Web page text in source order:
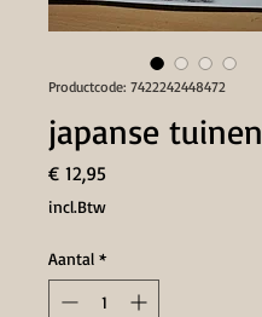
Productcode: 7422242448472
japanse tuinen
€ 12,95
incl.Btw
Aantal *